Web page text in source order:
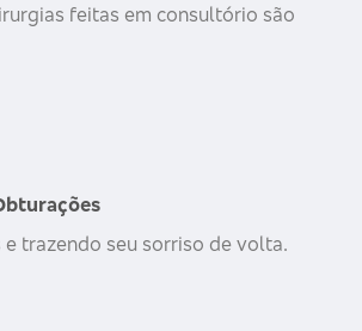
feitas em consultório são
e trazendo seu sorriso de volta.